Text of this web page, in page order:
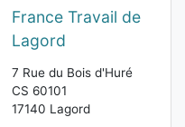
France Travail de
Lagord
7 Rue du Bois d'Huré
CS 60101
17140 Lagord